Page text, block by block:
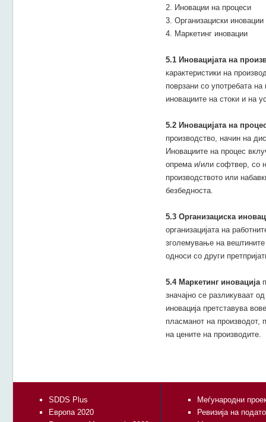
2. Иновации на процеси
3. Организациски иновации
4. Маркетинг иновации
5.1 Иновацијата на
карактеристики на
поврзани со употребата на
иновациите на стоки и на
5.2 Иновацијата на
производство, начин на
Иновациите на процес
опрема и/или софтвер, со
производството или
безбедноста.
5.3 Организациска
организацијата на
зголемување на вештините
односи со други
5.4 Маркетинг иновација
значајно се разликуваат
иновација претставува
пласманот на производот,
на цените на производите.
SDDS Plus
Европа 2020
Меѓународни
Ревизија на